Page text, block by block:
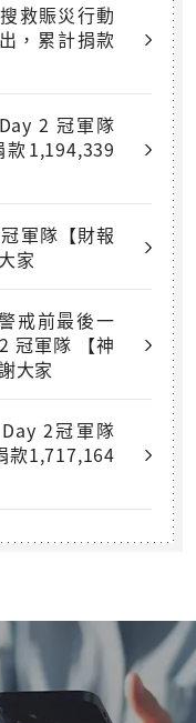
救賑災行動
，累計捐款
2 冠軍隊
款1,194,339
軍隊【財報
家
戒前最後一
冠軍隊 【神
大家
2冠軍隊
款1,717,164